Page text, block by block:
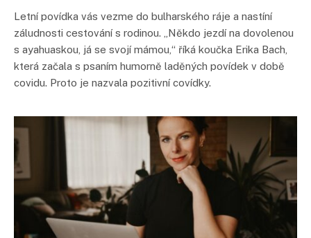
Letní povídka vás vezme do bulharského ráje a nastíní
záludnosti cestování s rodinou. „Někdo jezdí na dovolenou
s ayahuaskou, já se svojí mámou,“ říká koučka Erika Bach,
která začala s psaním humorně laděných povídek v době
covidu. Proto je nazvala pozitivní covídky.